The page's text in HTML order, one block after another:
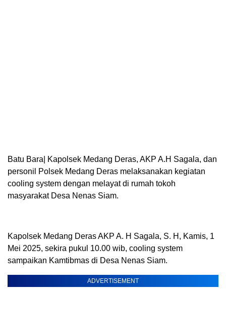
Batu Bara| Kapolsek Medang Deras, AKP A.H Sagala, dan
personil Polsek Medang Deras melaksanakan kegiatan
cooling system dengan melayat di rumah tokoh
masyarakat Desa Nenas Siam.
Kapolsek Medang Deras AKP A. H Sagala, S. H, Kamis, 1
Mei 2025, sekira pukul 10.00 wib, cooling system
sampaikan Kamtibmas di Desa Nenas Siam.
ADVERTISEMENT